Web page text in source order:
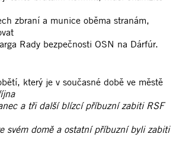
zbraní a munice oběma stranám,
Rady bezpečnosti OSN na Dárfúr.
který je v současné době ve městě
a tři další blízcí příbuzní zabiti RSF
svém domě a ostatní příbuzní byli zabiti